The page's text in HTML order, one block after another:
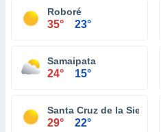
Roboré
35° 23°
Samaipata
24° 15°
Santa Cruz de la Sierra
29° 22°